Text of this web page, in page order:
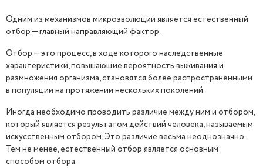
Одним из механизмов микроэволюции является естественный
отбор — главный направляющий фактор.
Отбор — это процесс, в ходе которого наследственные
характеристики, повышающие вероятность выживания и
размножения организма, становятся более распространенными
в популяции на протяжении нескольких поколений.
Иногда необходимо проводить различие между ним и отбором,
который является результатом действий человека, называемым
искусственным отбором. Это различие весьма неоднозначно.
Тем не менее, естественный отбор является основным
способом отбора.